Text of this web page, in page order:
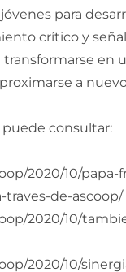
para
crítico y
en
a
consultar:
2020/10/papa-
de-ascoop/
2020/10/
2020/10/